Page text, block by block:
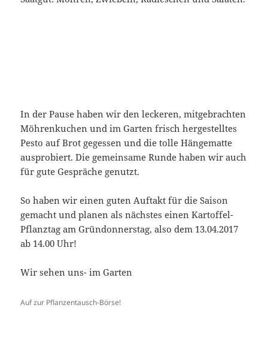
In der Pause haben wir den leckeren, mitgebrachten
Möhrenkuchen und im Garten frisch hergestelltes
Pesto auf Brot gegessen und die tolle Hängematte
ausprobiert. Die gemeinsame Runde haben wir auch
für gute Gespräche genutzt.
So haben wir einen guten Auftakt für die Saison
gemacht und planen als nächstes einen Kartoffel-
Pflanztag am Gründonnerstag, also dem 13.04.2017
ab 14.00 Uhr!
Wir sehen uns- im Garten
Auf zur Pflanzentausch-Börse!